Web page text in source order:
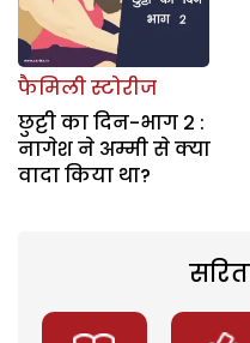
फैमिली स्टोरीज
छुट्टी का दिन-भाग 2 :
नागेश ने अम्मी से क्या
वादा किया था?